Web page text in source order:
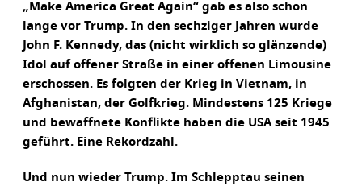
„Make America Great Again“ gab es also schon
lange vor Trump. In den sechziger Jahren wurde
John F. Kennedy, das (nicht wirklich so glänzende)
Idol auf offener Straße in einer offenen Limousine
erschossen. Es folgten der Krieg in Vietnam, in
Afghanistan, der Golfkrieg. Mindestens 125 Kriege
und bewaffnete Konflikte haben die USA seit 1945
geführt. Eine Rekordzahl.
Und nun wieder Trump. Im Schlepptau seinen